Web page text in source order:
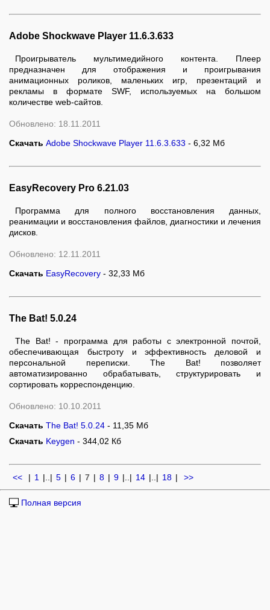
Adobe Shockwave Player 11.6.3.633
Проигрыватель мультимедийного контента. Плеер
предназначен для отображения и проигрывания
анимационных роликов, маленьких игр, презентаций и
рекламы в формате SWF, используемых на большом
количестве web-сайтов.
Обновлено: 18.11.2011
Скачать Adobe Shockwave Player 11.6.3.633 - 6,32 Мб
EasyRecovery Pro 6.21.03
Программа для полного восстановления данных,
реанимации и восстановления файлов, диагностики и лечения
дисков.
Обновлено: 12.11.2011
Скачать EasyRecovery - 32,33 Мб
The Bat! 5.0.24
The Bat! - программа для работы с электронной почтой,
обеспечивающая быстроту и эффективность деловой и
персональной переписки. The Bat! позволяет
автоматизированно обрабатывать, структурировать и
сортировать корреспонденцию.
Обновлено: 10.10.2011
Скачать The Bat! 5.0.24 - 11,35 Мб
Скачать Keygen - 344,02 Кб
<< | 1 |.. | 5 | 6 | 7 | 8 | 9 |.. | 14 |.. | 18 | >>
Полная версия